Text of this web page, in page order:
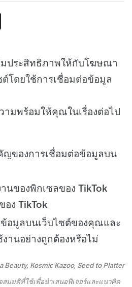
มประสิทธิภาพให้กับโฆษณา
โดยใช้การเชื่อมต่อข้อมูล
ามพร้อมให้คุณในเรื่องต่อไป
ญของการเชื่อมต่อข้อมูลบน
นของพิกเซลของ TikTok
อง TikTok
ข้อมูลบนเว็บไซต์ของคุณและ
านอย่างถูกต้องหรือไม่
Beauty, Kosmic Kazoo, Seed to Platter
สมมติที่ใช้เพื่อนำเสนอฟีเจอร์และแนวคิด